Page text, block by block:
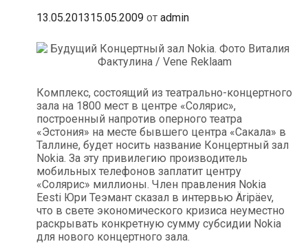
13.05.201315.05.2009 от admin
Комплекс, состоящий из театрально-концертного
зала на 1800 мест в центре «Солярис»,
построенный напротив оперного театра
«Эстония» на месте бывшего центра «Сакала» в
Таллине, будет носить название Концертный зал
Nokia. За эту привилегию производитель
мобильных телефонов заплатит центру
«Солярис» миллионы. Член правления Nokia
Eesti Юри Теэмант сказал в интервью Äripäev,
что в свете экономического кризиса неуместно
раскрывать конкретную сумму субсидии Nokia
для нового концертного зала.